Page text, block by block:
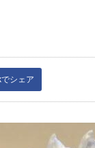
シェア